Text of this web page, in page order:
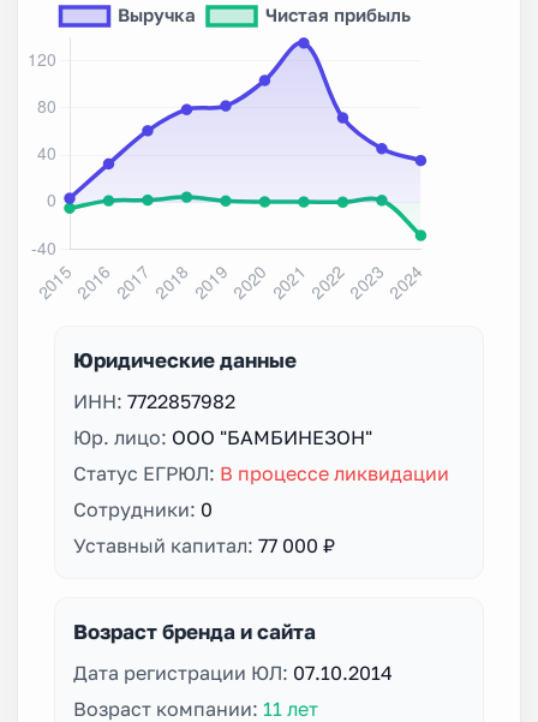
Юридические данные
ИНН: 7722857982
Юр. лицо: ООО "БАМБИНЕЗОН"
Статус ЕГРЮЛ: В процессе ликвидации
Сотрудники: 0
Уставный капитал: 77 000 ₽
Возраст бренда и сайта
Дата регистрации ЮЛ: 07.10.2014
Возраст компании: 11 лет